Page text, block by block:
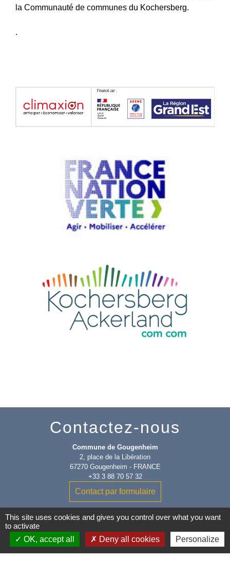
la Communauté de communes du Kochersberg.
.
Contactez-nous
Commune de Gougenheim
2, place de la Libération
67270 Gougenheim - FRANCE
+33 3 88 70 57 32
Contact par formulaire
This site uses cookies and gives you control over what you want
to activate
OK, accept all
Deny all cookies Personalize